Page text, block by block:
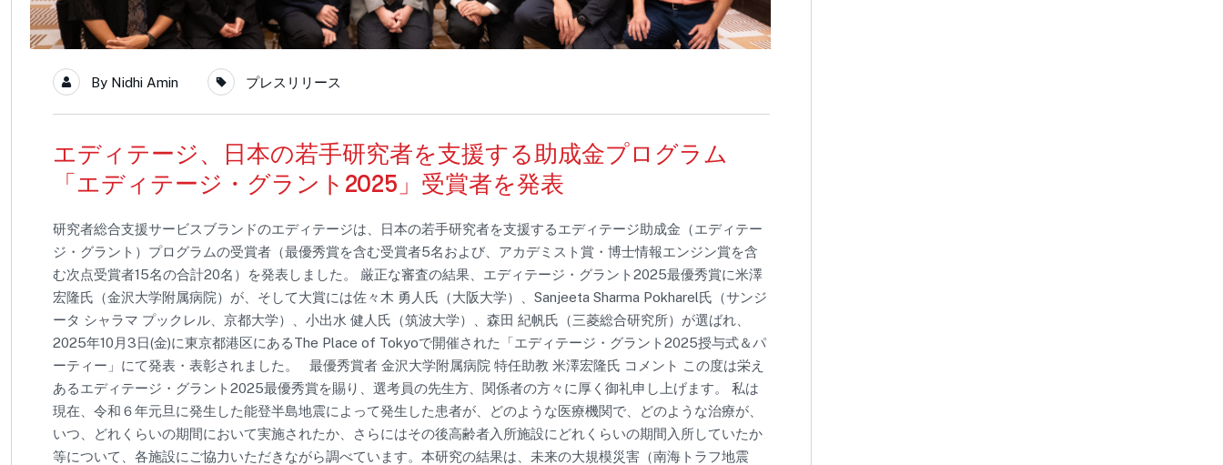
By Nidhi Amin プレスリリース
エディテージ、日本の若手研究者を支援する助成金プログラム
「エディテージ・グラント2025」受賞者を発表
研究者総合支援サービスブランドのエディテージは、日本の若手研究者を支援するエディテージ助成金（エディテー
ジ・グラント）プログラムの受賞者（最優秀賞を含む受賞者5名および、アカデミスト賞・博士情報エンジン賞を含
む次点受賞者15名の合計20名）を発表しました。 厳正な審査の結果、エディテージ・グラント2025最優秀賞に米澤
宏隆氏（金沢大学附属病院）が、そして大賞には佐々木 勇人氏（大阪大学）、Sanjeeta Sharma Pokharel氏（サンジ
ータ シャラマ プックレル、京都大学）、小出水 健人氏（筑波大学）、森田 紀帆氏（三菱総合研究所）が選ばれ、
2025年10月3日(金)に東京都港区にあるThe Place of Tokyoで開催された「エディテージ・グラント2025授与式＆パ
ーティー」にて発表・表彰されました。 最優秀賞者 金沢大学附属病院 特任助教 米澤宏隆氏 コメント この度は栄え
あるエディテージ・グラント2025最優秀賞を賜り、選考員の先生方、関係者の方々に厚く御礼申し上げます。 私は
現在、令和６年元旦に発生した能登半島地震によって発生した患者が、どのような医療機関で、どのような治療が、
いつ、どれくらいの期間において実施されたか、さらにはその後高齢者入所施設にどれくらいの期間入所していたか
等について、各施設にご協力いただきながら調べています。本研究の結果は、未来の大規模災害（南海トラフ地震